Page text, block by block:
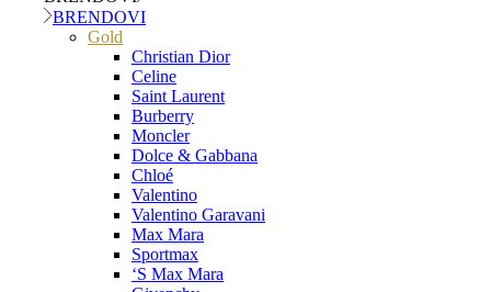
BRENDOVI
Gold
Christian Dior
Celine
Saint Laurent
Burberry
Moncler
Dolce & Gabbana
Chloé
Valentino
Valentino Garavani
Max Mara
Sportmax
‘S Max Mara